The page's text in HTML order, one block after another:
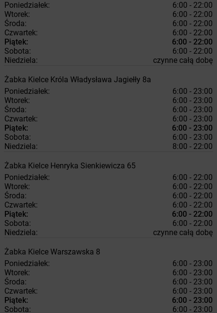
Poniedziałek:
6:00 - 22:00
Wtorek:
6:00 - 22:00
Środa:
6:00 - 22:00
Czwartek:
6:00 - 22:00
Piątek:
6:00 - 22:00
Sobota:
6:00 - 22:00
Niedziela:
czynne całą dobę
Żabka Kielce Króla Władysława Jagiełły 8a
Poniedziałek:
6:00 - 23:00
Wtorek:
6:00 - 23:00
Środa:
6:00 - 23:00
Czwartek:
6:00 - 23:00
Piątek:
6:00 - 23:00
Sobota:
6:00 - 23:00
Niedziela:
8:00 - 22:00
Żabka Kielce Henryka Sienkiewicza 65
Poniedziałek:
6:00 - 22:00
Wtorek:
6:00 - 22:00
Środa:
6:00 - 22:00
Czwartek:
6:00 - 22:00
Piątek:
6:00 - 22:00
Sobota:
6:00 - 22:00
Niedziela:
czynne całą dobę
Żabka Kielce Warszawska 8
Poniedziałek:
6:00 - 23:00
Wtorek:
6:00 - 23:00
Środa:
6:00 - 23:00
Czwartek:
6:00 - 23:00
Piątek:
6:00 - 23:00
Sobota:
6:00 - 23:00